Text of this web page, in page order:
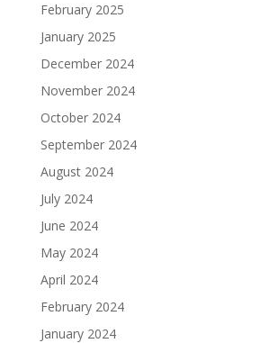
February 2025
January 2025
December 2024
November 2024
October 2024
September 2024
August 2024
July 2024
June 2024
May 2024
April 2024
February 2024
January 2024